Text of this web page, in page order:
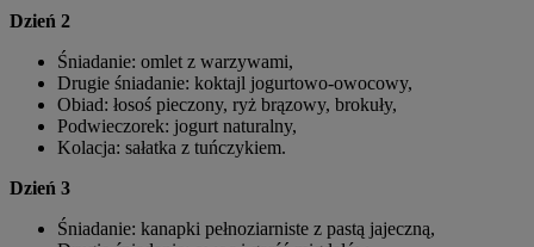
Dzień 2
Śniadanie: omlet z warzywami,
Drugie śniadanie: koktajl jogurtowo-owocowy,
Obiad: łosoś pieczony, ryż brązowy, brokuły,
Podwieczorek: jogurt naturalny,
Kolacja: sałatka z tuńczykiem.
Dzień 3
Śniadanie: kanapki pełnoziarniste z pastą jajeczną,